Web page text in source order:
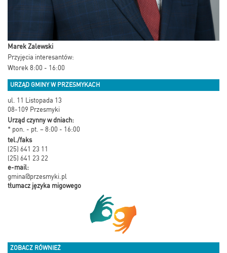
Marek Zalewski
Przyjęcia interesantów:
Wtorek 8:00 - 16:00
URZĄD GMINY W PRZESMYKACH
ul. 11 Listopada 13
08-109 Przesmyki
Urząd czynny w dniach:
* pon. - pt. – 8:00 - 16:00
tel./faks
(25) 641 23 11
(25) 641 23 22
e-mail:
gmina@przesmyki.pl
tłumacz języka migowego
ZOBACZ RÓWNIEŻ